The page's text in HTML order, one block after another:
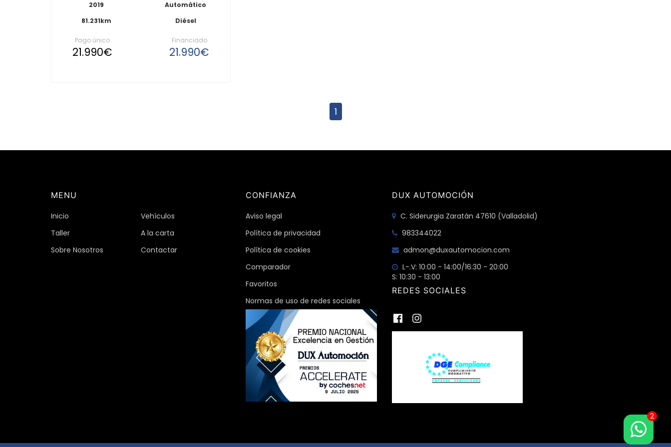
2019
81.231km
Automático
Diésel
Pago único
21.990€
Financiado
21.990€
1
2
MENU
Inicio
Vehículos
Taller
A la carta
Sobre Nosotros
Contactar
CONFIANZA
Aviso legal
Política de privacidad
Política de cookies
Comparador
Favoritos
Normas de uso de redes sociales
DUX AUTOMOCIÓN
C. Siderurgia Zaratán 47610 (Valladolid)
983344022
admon@duxautomocion.com
L-.V: 10:00 - 14:00/16:30 - 20:00
S: 10:30 - 13:00
REDES SOCIALES